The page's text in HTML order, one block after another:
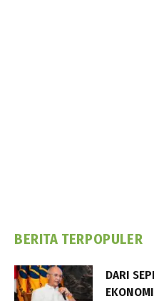
BERITA TERPOPULER
DARI